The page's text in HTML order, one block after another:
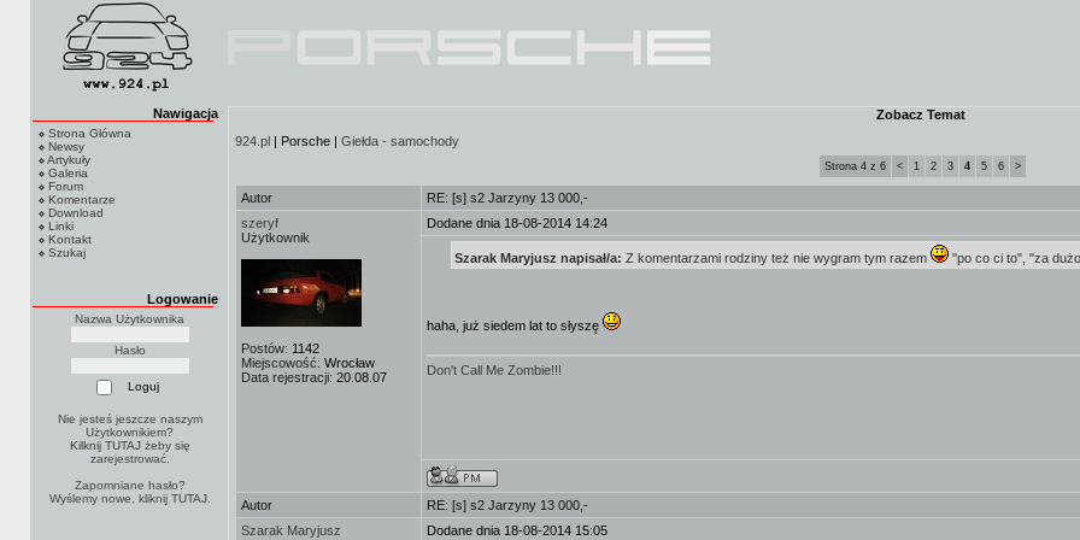
Nawigacja
Strona Główna
Newsy
Artykuły
Galeria
Forum
Komentarze
Download
Linki
Kontakt
Szukaj
Logowanie
Nazwa Użytkownika
Hasło
Nie jesteś jeszcze naszym
Użytkownikiem?
Kilknij TUTAJżeby się
zarejestrować.
Zapomniane hasło?
Wyślemy nowe, kliknij TUTAJ.
Zobacz Temat
924.pl | Porsche | Giełda - samochody
Strona 4 z 6 < 1 2 3 4 5 6 >
Autor
RE: [s] s2 Jarzyny 13 000,-
szeryf
Użytkownik
Postów: 1142
Miejscowość: Wrocław
Data rejestracji: 20.08.07
Dodane dnia 18-08-2014 14:24
Szarak Maryjusz napisał/a: Z komentarzami rodziny też nie wygram tym razem "po co ci to", "za
haha, już siedem lat to słyszę
Don't Call Me Zombie!!!
Autor
RE: [s] s2 Jarzyny 13 000,-
Szarak Maryjusz
Dodane dnia 18-08-2014 15:05